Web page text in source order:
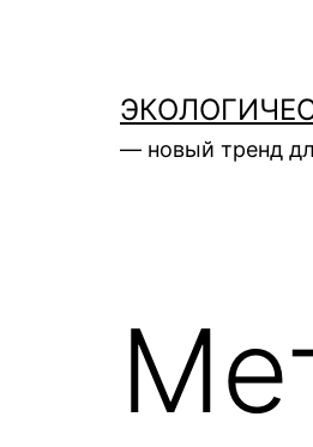
содержимому
— новый тренд